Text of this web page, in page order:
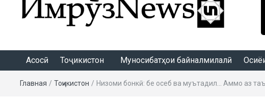
Асосӣ Тоҷикистон Муносибатҳои байналмилалӣ
Главная / Тоҷикистон / Низоми бонкӣ: бе осеб ва муътадил… Аммо аз